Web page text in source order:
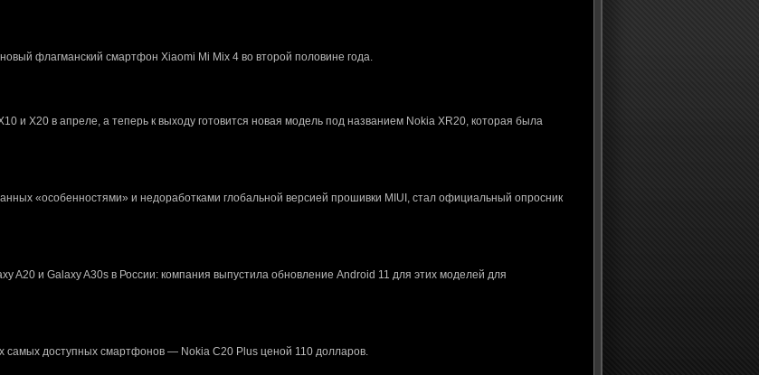
флагманский смартфон Xiaomi Mi Mix 4 во второй половине года.
и X20 в апреле, а теперь к выходу готовится новая модель под названием Nokia XR20, которая была
«особенностями» и недоработками глобальной версией прошивки MIUI, стал официальный опросник
A20 и Galaxy A30s в России: компания выпустила обновление Android 11 для этих моделей для
самых доступных смартфонов — Nokia C20 Plus ценой 110 долларов.